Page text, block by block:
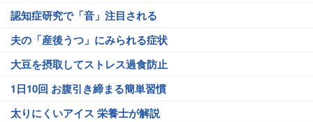
認知症研究で「音」注目される
夫の「産後うつ」にみられる症状
大豆を摂取してストレス過食防止
1日10回 お腹引き締まる簡単習慣
太りにくいアイス 栄養士が解説